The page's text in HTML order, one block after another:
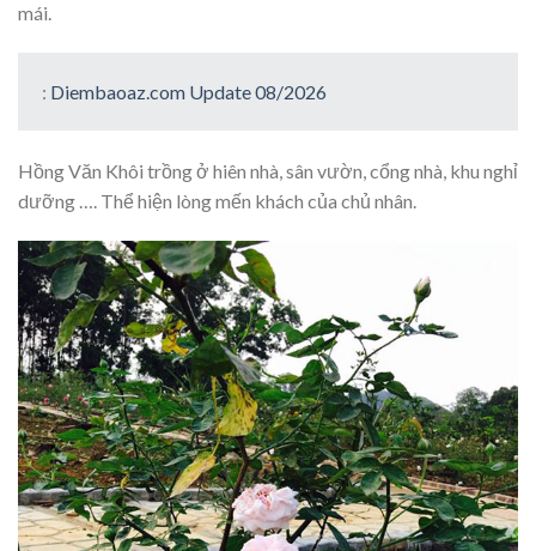
mái.
: Diembaoaz.com Update 08/2026
Hồng Văn Khôi trồng ở hiên nhà, sân vườn, cổng nhà, khu nghỉ
dưỡng …. Thể hiện lòng mến khách của chủ nhân.